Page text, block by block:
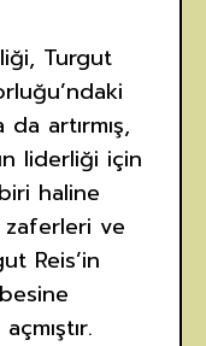
Turgut
artırmış,
liderliği için
haline
zaferleri ve
Reis’in